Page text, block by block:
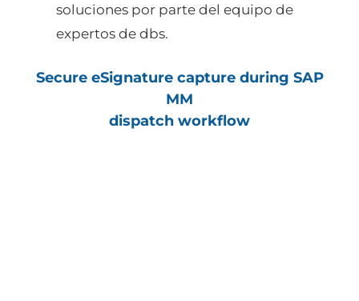
soluciones por parte del equipo de
expertos de dbs.
Secure eSignature capture during SAP
MM
dispatch workflow